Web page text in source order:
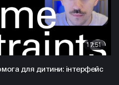
17:51
для дитини: інтерфейс